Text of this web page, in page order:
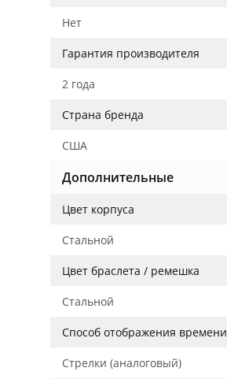
Нет
Гарантия производителя
2 года
Страна бренда
США
Дополнительные
Цвет корпуса
Стальной
Цвет браслета / ремешка
Стальной
Способ отображения времени
Стрелки (аналоговый)